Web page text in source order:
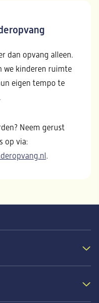
dan opvang alleen.
we kinderen ruimte
eigen tempo te
Neem gerust
op via:
.